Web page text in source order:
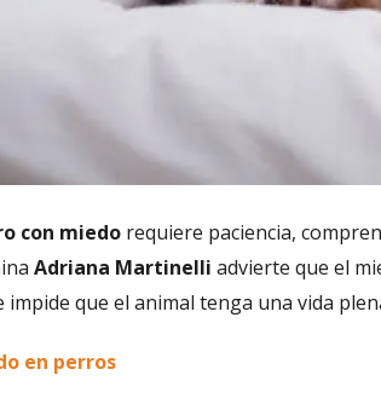
con miedo requiere paciencia,
Adriana Martinelli advierte que el
que el animal tenga una vida
en perros